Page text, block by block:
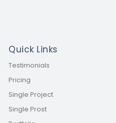
Quick Links
Testimonials
Pricing
Single Project
Single Prost